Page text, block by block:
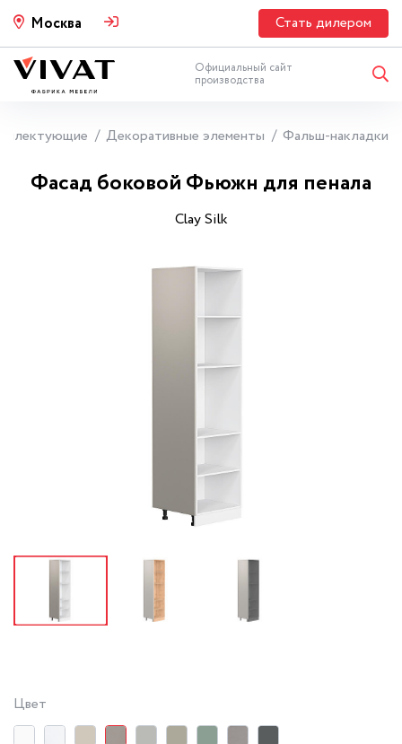
Москва Стать дилером
Официальный сайт
производства
Декоративные элементы Фальш-накладки
Фасад боковой Фьюжн для пенала
Clay Silk
Цвет